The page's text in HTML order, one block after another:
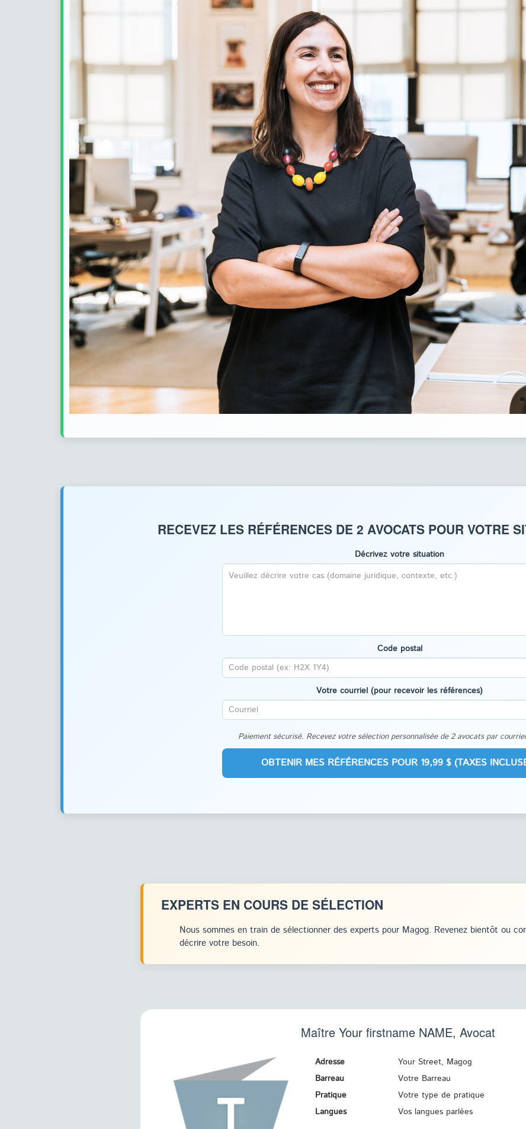
RECEVEZ LES RÉFÉRENCES DE 2 AVOCATS POUR VOTRE
Décrivez votre situation
Code postal
Votre courriel (pour recevoir les références)
Paiement sécurisé. Recevez votre sélection personnalisée de 2 avocats par
EXPERTS EN COURS DE SÉLECTION
Nous sommes en train de sélectionner des experts pour Magog. Revenez bientôt ou
décrire votre besoin.
Maître Your firstname NAME, Avocat
Adresse
Your Street, Magog
Barreau
Votre Barreau
Pratique
Votre type de pratique
Langues
Vos langues parlées